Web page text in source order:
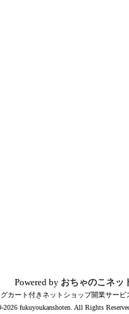
Powered by おちゃのこネッ
カート付きネットショップ開業サービ
2026 fukuyoukanshoten. All Rights